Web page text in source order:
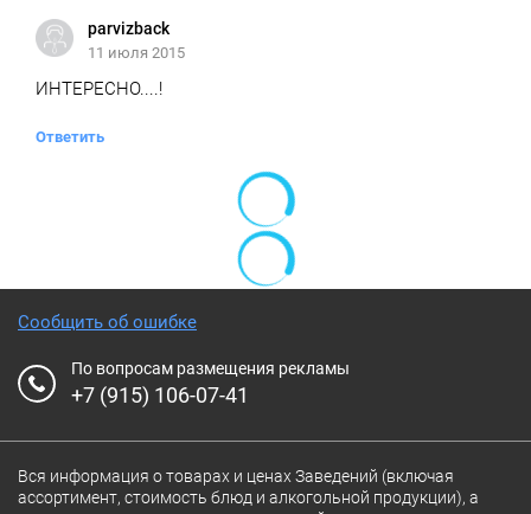
parvizback
11 июля 2015
ИНТЕРЕСНО....!
Ответить
Сообщить об ошибке
По вопросам размещения рекламы
+7 (915) 106-07-41
Вся информация о товарах и ценах Заведений (включая
ассортимент, стоимость блюд и алкогольной продукции), а